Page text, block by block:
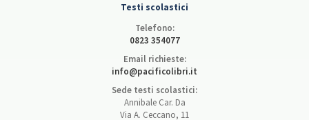
Testi scolastici
Telefono:
0823 354077
Email richieste:
info@pacificolibri.it
Sede testi scolastici:
Annibale Car. Da
Via A. Ceccano, 11